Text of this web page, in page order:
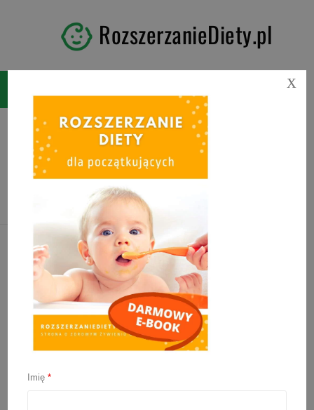
RozszerzanieDiety.pl
Tag: słoiczki dla niemowląt
ranking
Imię*
X